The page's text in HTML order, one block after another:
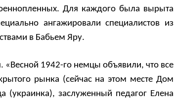
Для каждого была вырыта
ангажировали специалистов из
в Бабьем Яру.
«Весной 1942-го немцы объявили, что все
рынка (сейчас на этом месте Дом
(украинка), заслуженный педагог Елена